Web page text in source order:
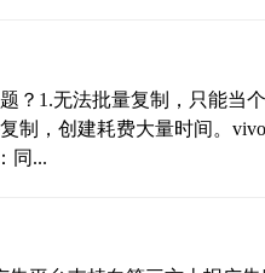
？1.无法批量复制，只能当
制，创建耗费大量时间。
同...